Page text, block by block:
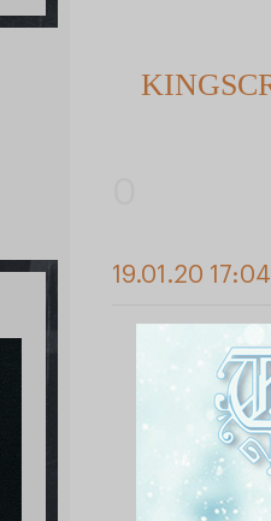
19.01.20